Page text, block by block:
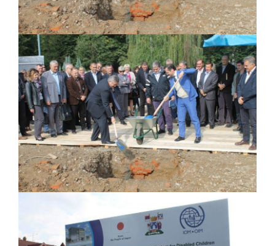
Od 27. jula prijem zahtjeva za novčanu
pomoć za nabavku školskog pribora
osnovcima
Obrasci zahtjeva za regresirano gorivo
dostupni od 13. marta do 15. novembra
Zahtjev za izdavanje PONOSNE KARTICE
Obavještenje o zabrani saobraćaja 6. i 7.
avgusta
Obavještenje za preduzetnika - Vera Ujić